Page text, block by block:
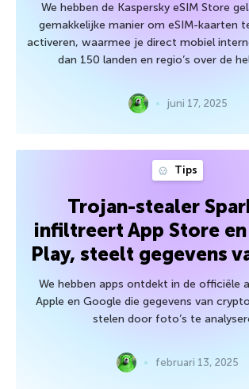
We hebben de Kaspersky eSIM Store
gemakkelijke manier om eSIM-kaarten
activeren, waarmee je direct mobiel
dan 150 landen en regio’s over de
juni 17, 2025
Tips
Trojan-stealer
infiltreert App Store
Play, steelt gegevens
We hebben apps ontdekt in de officiële
Apple en Google die gegevens van
stelen door foto’s te
februari 13, 2025